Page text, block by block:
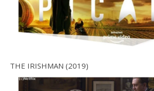
THE IRISHMAN (2019)